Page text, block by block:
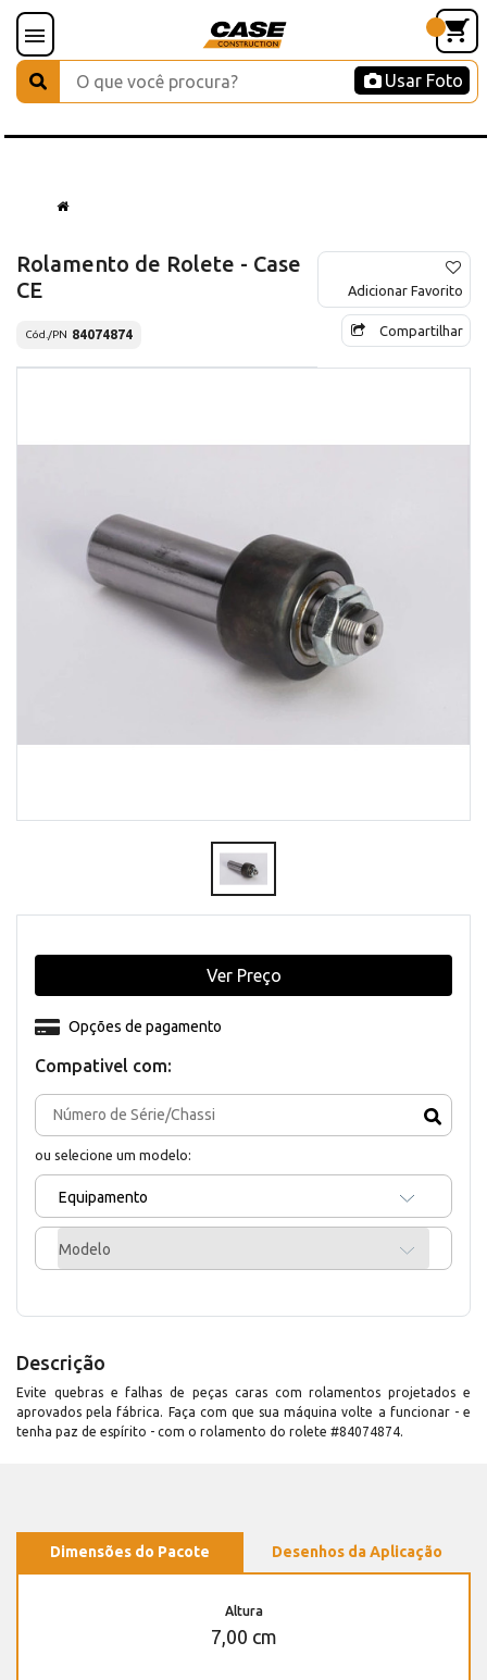
Usar Foto
Rolamento de Rolete - Case
CE
Cód./PN 84074874
Adicionar Favorito
Compartilhar
Compativel com:
ou selecione um modelo:
Equipamento
Modelo
Opções de pagamento
Ver Preço
Descrição
Evite quebras e falhas de peças caras com rolamentos projetados e
aprovados pela fábrica. Faça com que sua máquina volte a funcionar - e
tenha paz de espírito - com o rolamento do rolete #84074874.
Dimensões do Pacote Desenhos da Aplicação
Altura
7,00 cm